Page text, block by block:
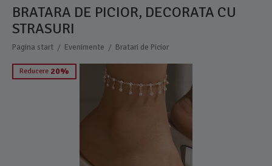
BRATARA DE PICIOR, DECORATA CU
STRASURI
Pagina start / Evenimente / Bratari de Picior
Reducere 20%